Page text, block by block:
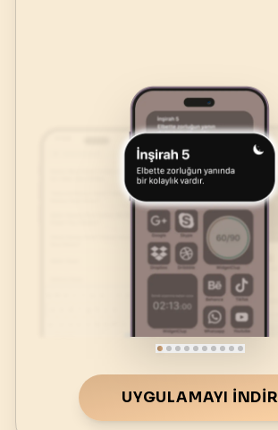
UYGULAMAYI İNDIR